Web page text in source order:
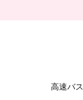
高速バス